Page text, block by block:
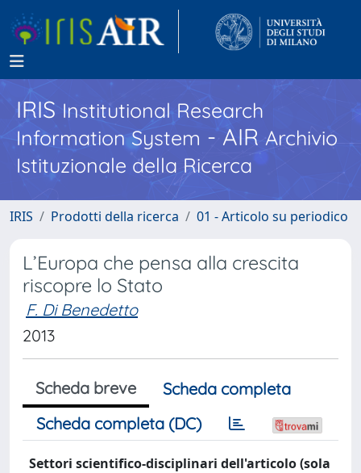
IRISInstitutional Research
Information System - AIR Archivio
Istituzionale della Ricerca
IRIS Prodotti della ricerca 01 - Articolo su periodico
L’Europa che pensa alla crescita
riscopre lo Stato
F. Di Benedetto
2013
Scheda breve
Scheda completa
Scheda completa (DC)
Settori scientifico-disciplinari dell'articolo (sola